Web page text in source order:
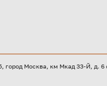
город Москва, км Мкад 33-Й, д. 6